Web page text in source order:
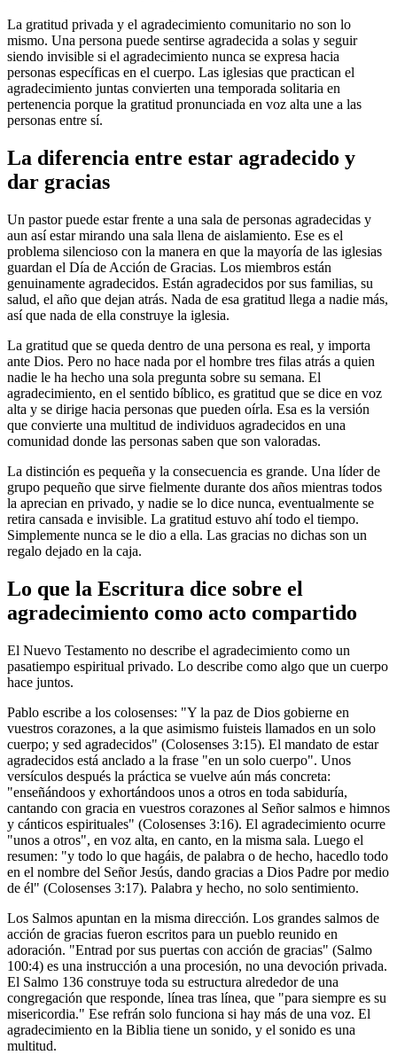
La gratitud privada y el agradecimiento comunitario no son lo
mismo. Una persona puede sentirse agradecida a solas y seguir
siendo invisible si el agradecimiento nunca se expresa hacia
personas específicas en el cuerpo. Las iglesias que practican el
agradecimiento juntas convierten una temporada solitaria en
pertenencia porque la gratitud pronunciada en voz alta une a las
personas entre sí.
La diferencia entre estar agradecido y
dar gracias
Un pastor puede estar frente a una sala de personas agradecidas y
aun así estar mirando una sala llena de aislamiento. Ese es el
problema silencioso con la manera en que la mayoría de las iglesias
guardan el Día de Acción de Gracias. Los miembros están
genuinamente agradecidos. Están agradecidos por sus familias, su
salud, el año que dejan atrás. Nada de esa gratitud llega a nadie más,
así que nada de ella construye la iglesia.
La gratitud que se queda dentro de una persona es real, y importa
ante Dios. Pero no hace nada por el hombre tres filas atrás a quien
nadie le ha hecho una sola pregunta sobre su semana. El
agradecimiento, en el sentido bíblico, es gratitud que se dice en voz
alta y se dirige hacia personas que pueden oírla. Esa es la versión
que convierte una multitud de individuos agradecidos en una
comunidad donde las personas saben que son valoradas.
La distinción es pequeña y la consecuencia es grande. Una líder de
grupo pequeño que sirve fielmente durante dos años mientras todos
la aprecian en privado, y nadie se lo dice nunca, eventualmente se
retira cansada e invisible. La gratitud estuvo ahí todo el tiempo.
Simplemente nunca se le dio a ella. Las gracias no dichas son un
regalo dejado en la caja.
Lo que la Escritura dice sobre el
agradecimiento como acto compartido
El Nuevo Testamento no describe el agradecimiento como un
pasatiempo espiritual privado. Lo describe como algo que un cuerpo
hace juntos.
Pablo escribe a los colosenses: "Y la paz de Dios gobierne en
vuestros corazones, a la que asimismo fuisteis llamados en un solo
cuerpo; y sed agradecidos" (Colosenses 3:15). El mandato de estar
agradecidos está anclado a la frase "en un solo cuerpo". Unos
versículos después la práctica se vuelve aún más concreta:
"enseñándoos y exhortándoos unos a otros en toda sabiduría,
cantando con gracia en vuestros corazones al Señor salmos e himnos
y cánticos espirituales" (Colosenses 3:16). El agradecimiento ocurre
"unos a otros", en voz alta, en canto, en la misma sala. Luego el
resumen: "y todo lo que hagáis, de palabra o de hecho, hacedlo todo
en el nombre del Señor Jesús, dando gracias a Dios Padre por medio
de él" (Colosenses 3:17). Palabra y hecho, no solo sentimiento.
Los Salmos apuntan en la misma dirección. Los grandes salmos de
acción de gracias fueron escritos para un pueblo reunido en
adoración. "Entrad por sus puertas con acción de gracias" (Salmo
100:4) es una instrucción a una procesión, no una devoción privada.
El Salmo 136 construye toda su estructura alrededor de una
congregación que responde, línea tras línea, que "para siempre es su
misericordia." Ese refrán solo funciona si hay más de una voz. El
agradecimiento en la Biblia tiene un sonido, y el sonido es una
multitud.